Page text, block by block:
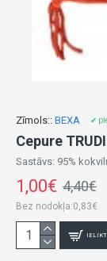
Zīmols:: BEXA ✔
Cepure
Sastāvs: 95%
1,00€ 4,40€
Bez nodokļa:0,83€
IELIKT